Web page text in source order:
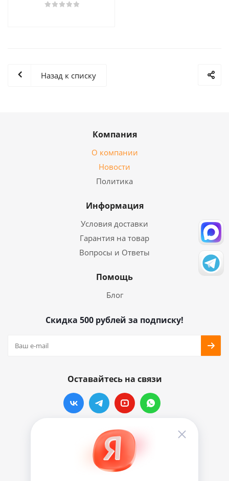
Назад к списку
Компания
О компании
Новости
Политика
Информация
Условия доставки
Гарантия на товар
Вопросы и Ответы
Помощь
Блог
Скидка 500 рублей за подписку!
Оставайтесь на связи
Наши контакты
info@vinylmarkt.ru